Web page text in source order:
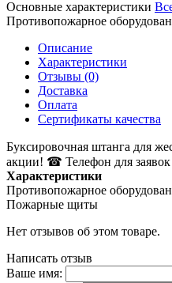
Основные характеристики
Противопожарное
Описание
Характеристики
Отзывы (0)
Доставка
Оплата
Сертификаты качества
Буксировочная штанга для
акции! ☎ Телефон для
Характеристики
Противопожарное
Пожарные щиты
Нет отзывов об этом товаре.
Написать отзыв
Ваше имя: